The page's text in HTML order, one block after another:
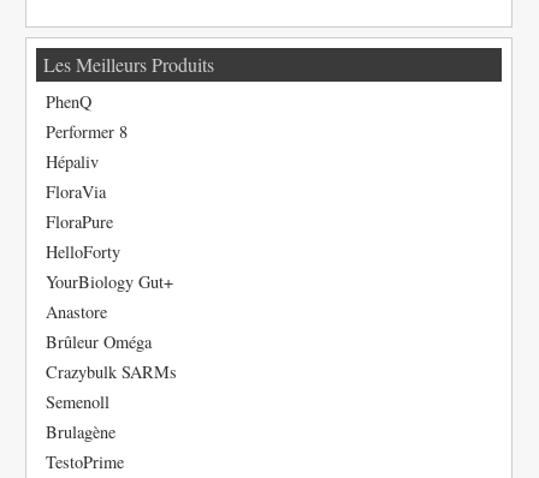
Les Meilleurs Produits
PhenQ
Performer 8
Hépaliv
FloraVia
FloraPure
HelloForty
YourBiology Gut+
Anastore
Brûleur Oméga
Crazybulk SARMs
Semenoll
Brulagène
TestoPrime